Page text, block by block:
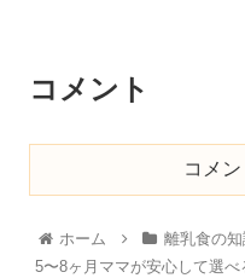
コメント
コメ
ホーム 離乳食の知
5〜8ヶ月ママが安心して選べ